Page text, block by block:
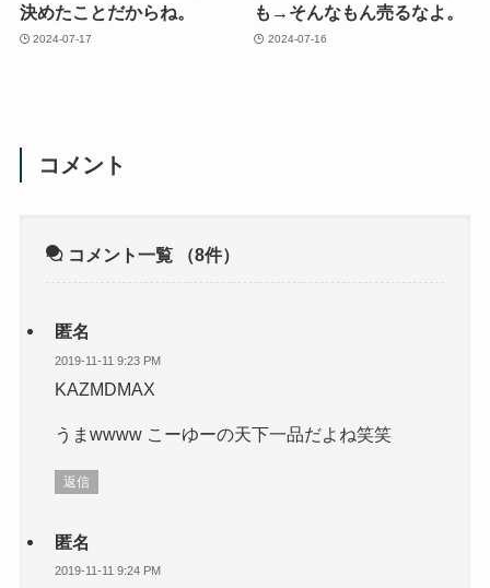
決めたことだからね。
2024-07-17
も→そんなもん売るなよ。
2024-07-16
コメント
コメント一覧 （8件）
匿名
2019-11-11 9:23 PM
KAZMDMAX
うまwwww こーゆーの天下一品だよね笑笑
返信
匿名
2019-11-11 9:24 PM